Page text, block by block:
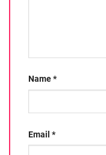
Name*
Email *